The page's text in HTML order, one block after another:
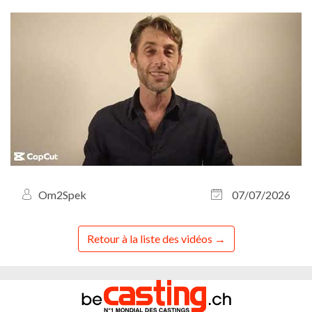
Om2Spek 07/07/2026
Retour à la liste des vidéos